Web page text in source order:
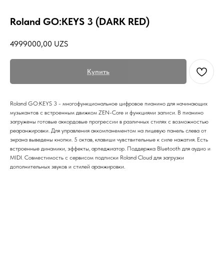
Roland GO:KEYS 3 (DARK RED)
4999000,00 UZS
Купить
Roland GO:KEYS 3 - многофункциональное цифровое пианино для начинающих
музыкантов с встроенным движком ZEN-Core и функциями записи. В пианино
загружены готовые аккордовые прогрессии в различных стилях с возможностью
реаранжировки. Для управления аккомпанементом на лицевую панель слева от
экрана выведены кнопки. 5 октав, клавиши чувствительные к силе нажатия. Есть
встроенные динамики, эффекты, арпеджиатор. Поддержка Bluetooth для аудио и
MIDI. Совместимость с сервисом подписки Roland Cloud для загрузки
дополнительных звуков и стилей аранжировки.